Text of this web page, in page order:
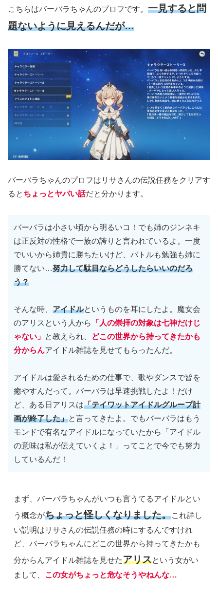
こちらはバーバラちゃんのプロフです。 一見すると問
題ないように見えるんだが…
バーバラちゃんのプロフはリサさんの伝説任務をクリアす
ると ちょっとヤバい話だと分かります。
バーバラは小さい頃から明るいコ！でも姉のジンネキ
は正反対の性格で一族の誇りと言われているよ。一度
でいいから姉貴に勝ちたいけど、バトルも勉強も姉に
勝てない…努力して駄目ならどうしたらいいのだろ
う？
そんな時、 アイドルというものを耳にしたよ。魔女会
のアリスという人から
「人の崇拝の対象は七神だけじ
ゃない」 と教えられ、
どこの世界から持ってきたかも
分からんアイドル雑誌を見せてもらったんだ。
アイドルは愛されるための仕事で、歌やダンスで皆を
癒やすんだって。バーバラは早速挑戦したよ！だけ
ど、ある日アリスは「テイワットアイドルグループ計
画が終了した」と言ってきたよ。でもバーバラはもう
モンドで有名なアイドルになっていたから「アイドル
の意味は私が伝えていくよ！」ってことで今でも努力
しているんだ！
まず、バーバラちゃんがいつも言うてるアイドルとい
う概念がちょっと怪しくなりました。これ詳し
い説明はリサさんの伝説任務の時にするんですけれ
ど、バーバラちゃんにどこの世界から持ってきたかも
分からんアイドル雑誌を見せたアリスという女がい
まして、 この女がちょっと危なそうやねんな…